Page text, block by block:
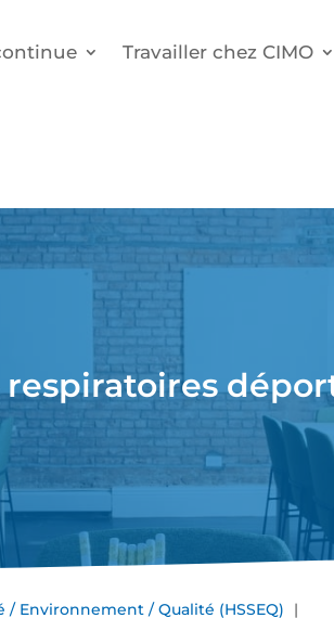
Travailler chez CIMO
/ Environnement / Qualité (HSSEQ)